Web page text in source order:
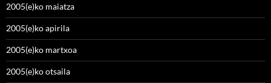
2005(e)ko maiatza
2005(e)ko apirila
2005(e)ko martxoa
2005(e)ko otsaila